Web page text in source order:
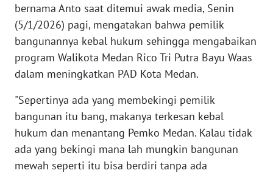
bernama Anto saat ditemui awak media, Senin
(5/1/2026) pagi, mengatakan bahwa pemilik
bangunannya kebal hukum sehingga mengabaikan
program Walikota Medan Rico Tri Putra Bayu Waas
dalam meningkatkan PAD Kota Medan.
"Sepertinya ada yang membekingi pemilik
bangunan itu bang, makanya terkesan kebal
hukum dan menantang Pemko Medan. Kalau tidak
ada yang bekingi mana lah mungkin bangunan
mewah seperti itu bisa berdiri tanpa ada
WN
SERAMBI
WN
JAMBI
WN
SULTRA
WN
NTB